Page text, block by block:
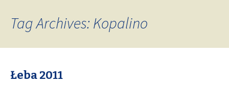
Tag Archives: Kopalino
Łeba 2011